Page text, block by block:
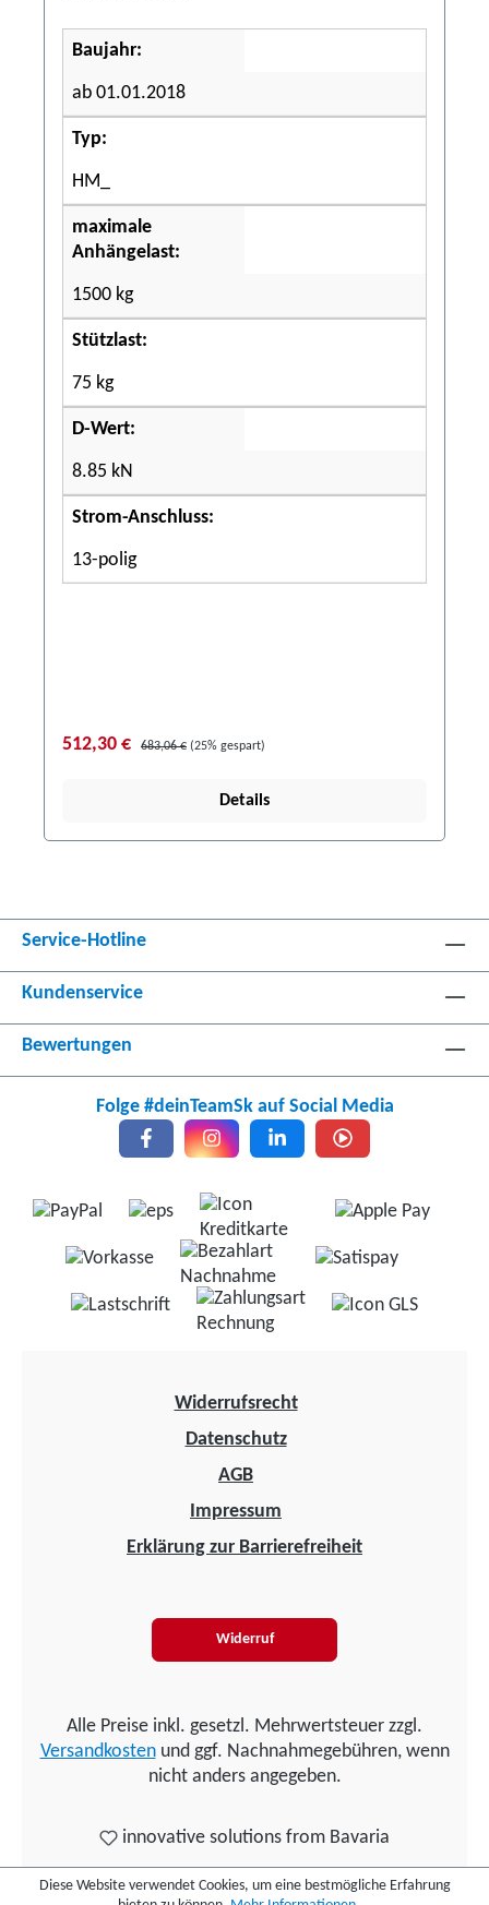
Baujahr:
ab 01.01.2018
Typ:
HM_
maximale
Anhängelast:
1500 kg
Stützlast:
75 kg
D-Wert:
8.85 kN
Strom-Anschluss:
13-polig
512,30 € 683,06 € (25% gespart)
Details
Service-Hotline
Kundenservice
Bewertungen
Folge #deinTeamSk auf Social Media
Widerrufsrecht
Datenschutz
AGB
Impressum
Erklärung zur Barrierefreiheit
Widerruf
Alle Preise inkl. gesetzl. Mehrwertsteuer zzgl.
Versandkostenund ggf. Nachnahmegebühren, wenn
nicht anders angegeben.
innovative solutions from Bavaria
Diese Website verwendet Cookies, um eine bestmögliche Erfahrung